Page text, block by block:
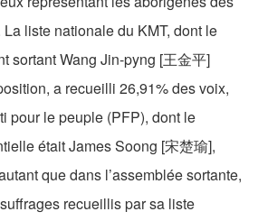
liste nationale du KMT, dont le
sortant Wang Jin-pyng [王金平]
a recueilli 26,91% des voix,
pour le peuple (PFP), dont le
était James Soong [宋楚瑜],
que dans l’assemblée sortante,
recueillis par sa liste